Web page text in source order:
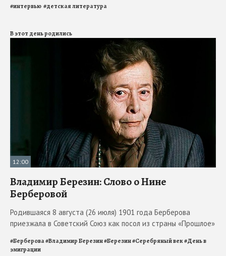
#интервью #детская литература
В этот день родились
12:00
Владимир Березин: Слово о Нине
Берберовой
Родившаяся 8 августа (26 июля) 1901 года Берберова
приезжала в Советский Союз как посол из страны «Прошлое»
#Берберова#Владимир Березин#Березин#Серебряный век#День в
эмиграции